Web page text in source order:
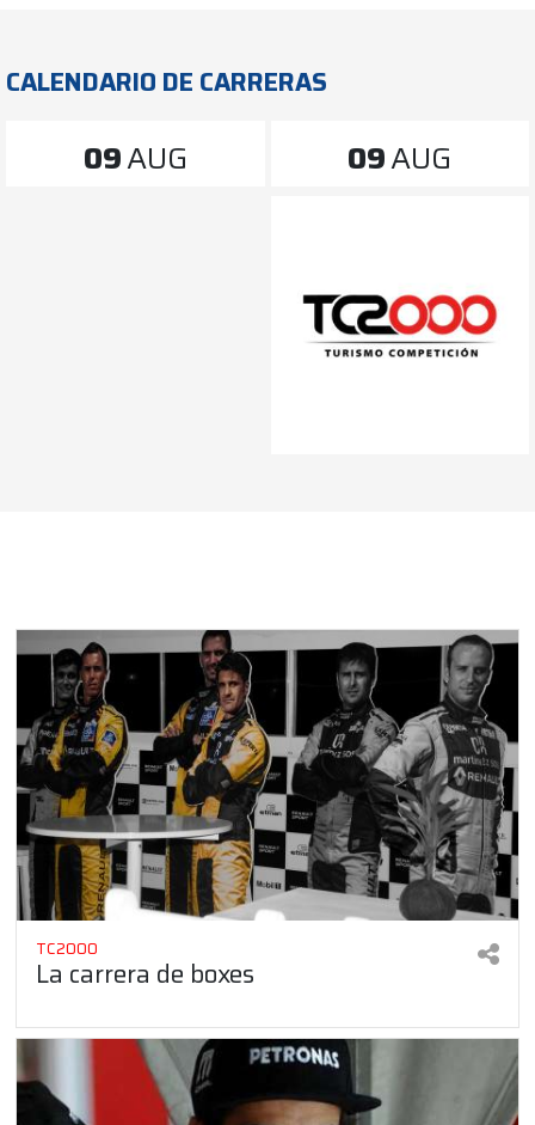
CALENDARIO DE CARRERAS
09AUG 09AUG
TC2000
La carrera de boxes